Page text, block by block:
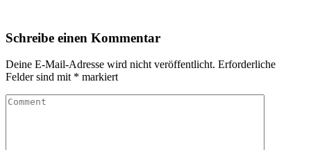
Schreibe einen Kommentar
Deine E-Mail-Adresse wird nicht veröffentlicht. Erforderliche
Felder sind mit * markiert